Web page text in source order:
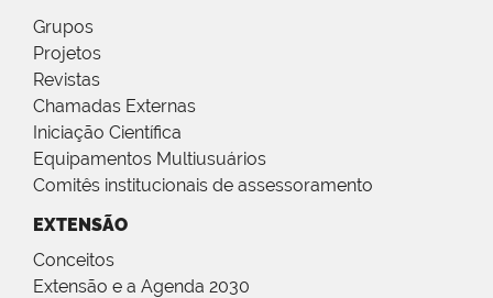
Grupos
Projetos
Revistas
Chamadas Externas
Iniciação Científica
Equipamentos Multiusuários
Comitês institucionais de assessoramento
EXTENSÃO
Conceitos
Extensão e a Agenda 2030